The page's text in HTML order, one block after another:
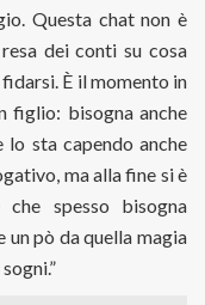
Questa chat non è
dei conti su cosa
È il momento in
figlio: bisogna anche
lo sta capendo anche
ma alla fine si è
che spesso bisogna
un pò da quella magia